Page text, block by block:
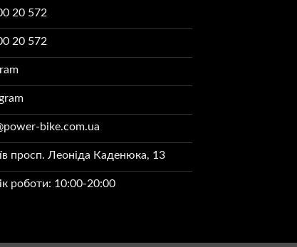
20 572
20 572
bike.com.ua
просп. Леоніда Каденюка, 13
роботи: 10:00-20:00